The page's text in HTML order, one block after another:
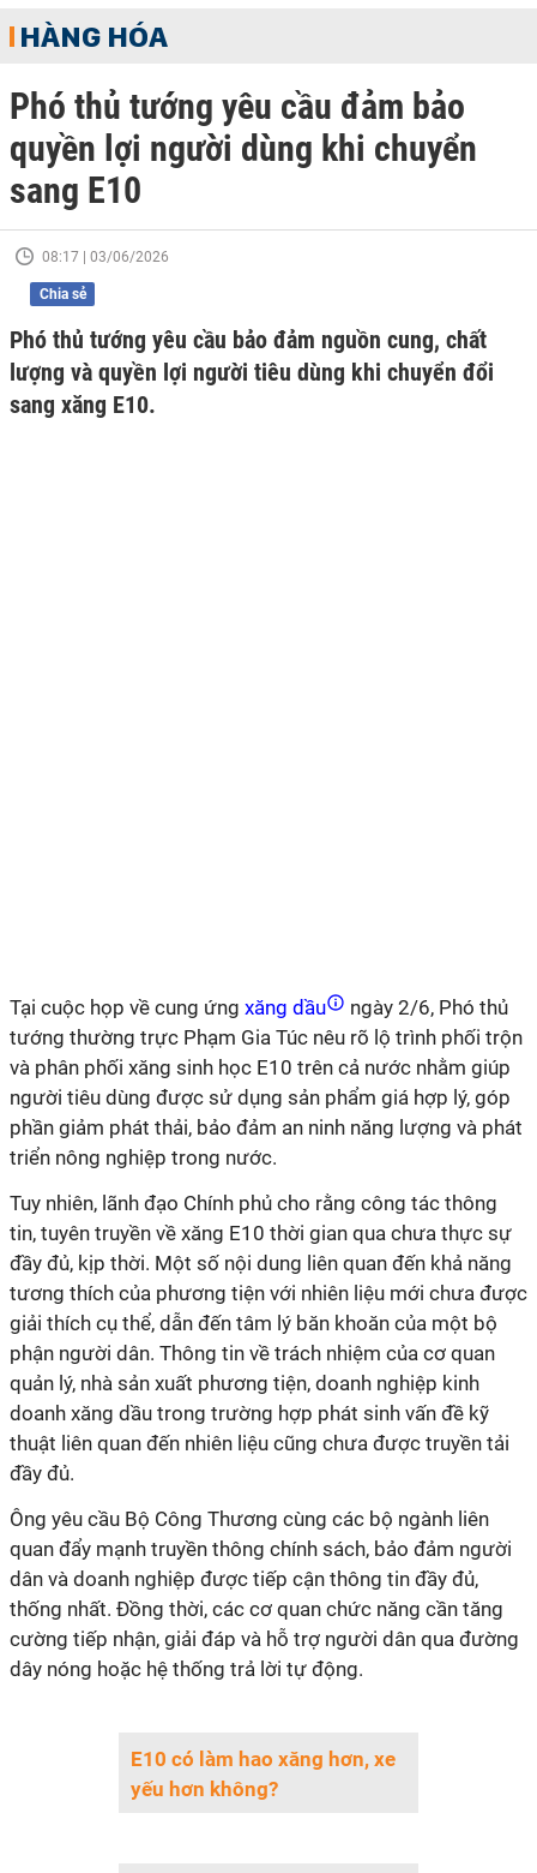
HÀNG HÓA
Phó thủ tướng yêu cầu đảm bảo
quyền lợi người dùng khi chuyển
sang E10
08:17 | 03/06/2026
Chia sẻ
Phó thủ tướng yêu cầu bảo đảm nguồn cung, chất
lượng và quyền lợi người tiêu dùng khi chuyển đổi
sang xăng E10.
Tại cuộc họp về cung ứng xăng dầu
ngày 2/6, Phó thủ
tướng thường trực Phạm Gia Túc nêu rõ lộ trình phối trộn
và phân phối xăng sinh học E10 trên cả nước nhằm giúp
người tiêu dùng được sử dụng sản phẩm giá hợp lý, góp
phần giảm phát thải, bảo đảm an ninh năng lượng và phát
triển nông nghiệp trong nước.
Tuy nhiên, lãnh đạo Chính phủ cho rằng công tác thông
tin, tuyên truyền về xăng E10 thời gian qua chưa thực sự
đầy đủ, kịp thời. Một số nội dung liên quan đến khả năng
tương thích của phương tiện với nhiên liệu mới chưa được
giải thích cụ thể, dẫn đến tâm lý băn khoăn của một bộ
phận người dân. Thông tin về trách nhiệm của cơ quan
quản lý, nhà sản xuất phương tiện, doanh nghiệp kinh
doanh xăng dầu trong trường hợp phát sinh vấn đề kỹ
thuật liên quan đến nhiên liệu cũng chưa được truyền tải
đầy đủ.
Ông yêu cầu Bộ Công Thương cùng các bộ ngành liên
quan đẩy mạnh truyền thông chính sách, bảo đảm người
dân và doanh nghiệp được tiếp cận thông tin đầy đủ,
thống nhất. Đồng thời, các cơ quan chức năng cần tăng
cường tiếp nhận, giải đáp và hỗ trợ người dân qua đường
dây nóng hoặc hệ thống trả lời tự động.
E10 có làm hao xăng hơn, xe
yếu hơn không?